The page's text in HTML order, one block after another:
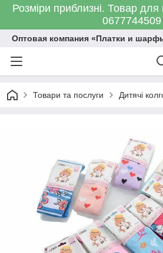
Розміри приблизні. Товар
0677744509
Оптовая компания «Платки и
Товари та послуги Дитячі